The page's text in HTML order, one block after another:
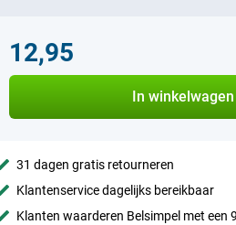
12,95
In winkelwagen
31 dagen gratis retourneren
Klantenservice dagelijks bereikbaar
Klanten waarderen Belsimpel met een